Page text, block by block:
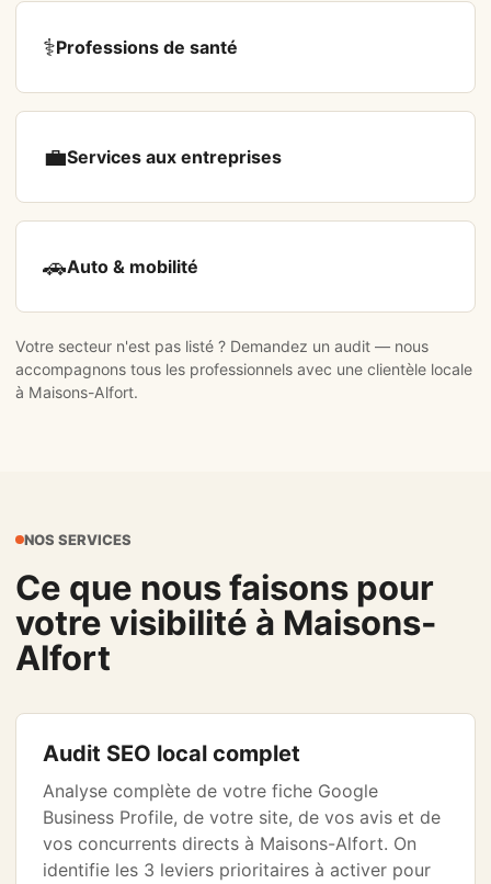
⚕️Professions de santé
💼Services aux entreprises
🚗Auto & mobilité
Votre secteur n'est pas listé ? Demandez un audit — nous
accompagnons tous les professionnels avec une clientèle locale
à Maisons-Alfort.
NOS SERVICES
Ce que nous faisons pour
votre visibilité à Maisons-
Alfort
Audit SEO local complet
Analyse complète de votre fiche Google
Business Profile, de votre site, de vos avis et de
vos concurrents directs à Maisons-Alfort. On
identifie les 3 leviers prioritaires à activer pour